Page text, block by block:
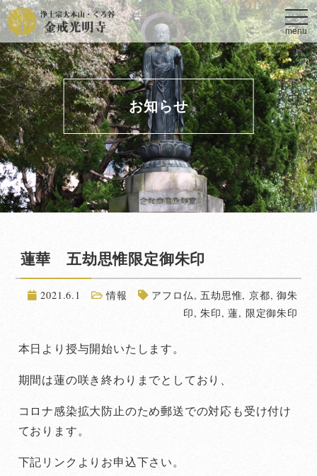
menu
お知らせ
蓮華 五劫思惟限定御朱印
2021.6.1 情報 アフロ仏,五劫思惟, 京都,御朱
印,朱印,蓮, 限定御朱印
本日より授与開始いたします。
期間は蓮の咲き終わりまでとしており、
コロナ感染拡大防止のため郵送での対応も受け付け
ております。
下記リンクよりお申込下さい。